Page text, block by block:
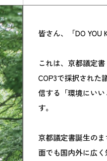
アクションリスト
皆さん、「DO YOU
これは、京都議定
COP3で採択された
信する「環境にい
す。
京都議定書誕生の
面でも国内外に広